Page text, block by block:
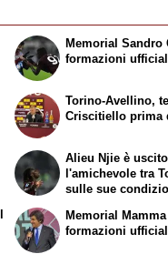
Memorial
formazioni
Torino-Avellino,
Criscitiello prima
Alieu Njie è
l'amichevole tra
sulle sue
Memorial
formazioni